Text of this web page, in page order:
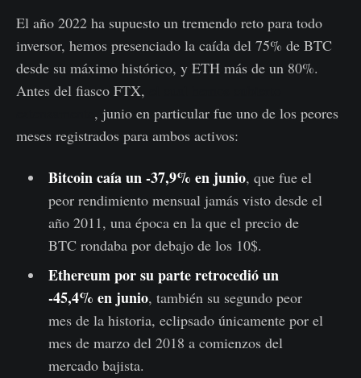
El año 2022 ha supuesto un tremendo reto para todo
inversor, hemos presenciado la caída del 75% de BTC
desde su máximo histórico, y ETH más de un 80%.
Antes del fiasco FTX,
, junio en particular fue uno de los peores
meses registrados para ambos activos:
Bitcoin caía un -37,9% en junio, que fue el
peor rendimiento mensual jamás visto desde el
año 2011, una época en la que el precio de
BTC rondaba por debajo de los 10$.
Ethereum por su parte retrocedió un
-45,4% en junio, también su segundo peor
mes de la historia, eclipsado únicamente por el
mes de marzo del 2018 a comienzos del
mercado bajista.